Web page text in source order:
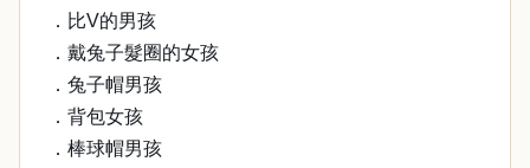
．比V的男孩
．戴兔子髮圈的女孩
．兔子帽男孩
．背包女孩
．棒球帽男孩